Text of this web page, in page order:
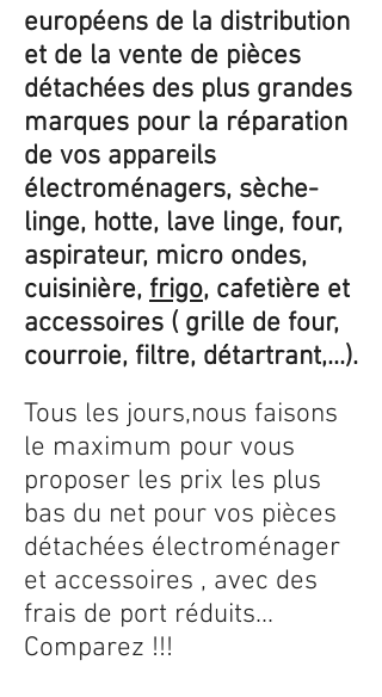
européens de la distribution
et de la vente de pièces
détachées des plus grandes
marques pour la réparation
de vos appareils
électroménagers, sèche-
linge, hotte, lave linge, four,
aspirateur, micro ondes,
cuisinière, frigo, cafetière et
accessoires ( grille de four,
courroie, filtre, détartrant,...).
Tous les jours,nous faisons
le maximum pour vous
proposer les prix les plus
bas du net pour vos pièces
détachées électroménager
et accessoires , avec des
frais de port réduits...
Comparez !!!